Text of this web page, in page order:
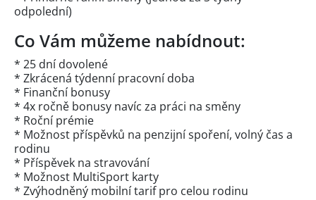
odpolední)
Co Vám můžeme nabídnout:
* 25 dní dovolené
* Zkrácená týdenní pracovní doba
* Finanční bonusy
* 4x ročně bonusy navíc za práci na směny
* Roční prémie
* Možnost příspěvků na penzijní spoření, volný čas a
rodinu
* Příspěvek na stravování
* Možnost MultiSport karty
* Zvýhodněný mobilní tarif pro celou rodinu